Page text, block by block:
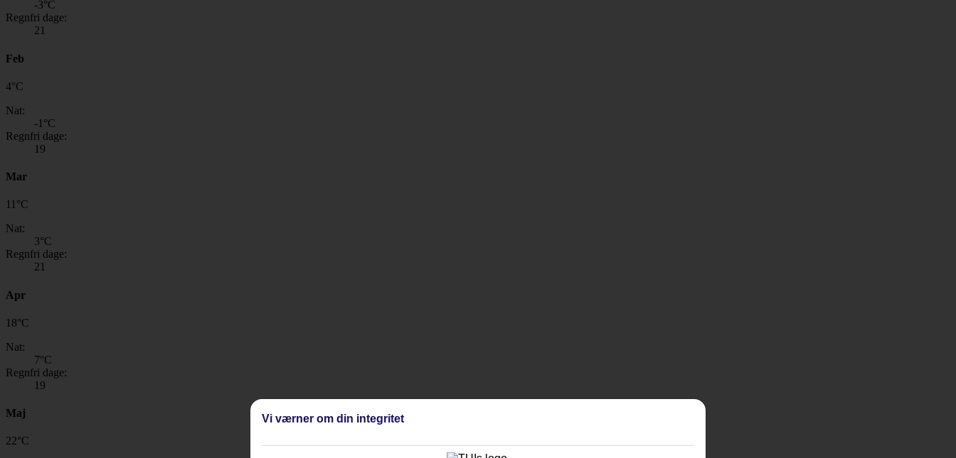
-3°C
Regnfri dage:
21
Feb
4°C
Nat:
-1 °C
Regnfri dage:
19
Mar
11 °C
Nat:
3°C
Regnfri dage:
21
Apr
18°C
Nat:
7°C
Regnfri dage:
19
Maj
22°C
Vi værner om din integritet